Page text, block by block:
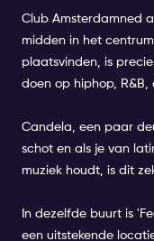
Club Amsterdamned
midden in het
plaatsvinden, is
doen op hiphop, R&B,
Candela, een paar
schot en als je van
muziek houdt, is dit
In dezelfde buurt is '
een uitstekende